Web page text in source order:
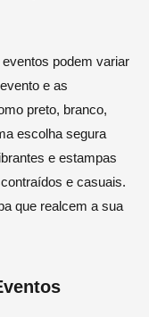
podem variar
e as
preto, branco,
escolha segura
e estampas
e casuais.
que realcem a sua